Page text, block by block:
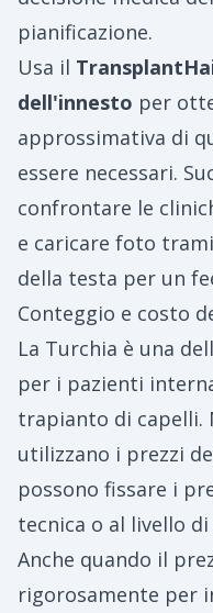
pianificazione.
Usa il
dell'innesto per
approssimativa di
essere necessari.
confrontare le
e caricare foto
della testa per un
Conteggio e costo
La Turchia è una
per i pazienti
trapianto di capelli.
utilizzano i prezzi
possono fissare i
tecnica o al livello di
Anche quando il
rigorosamente per